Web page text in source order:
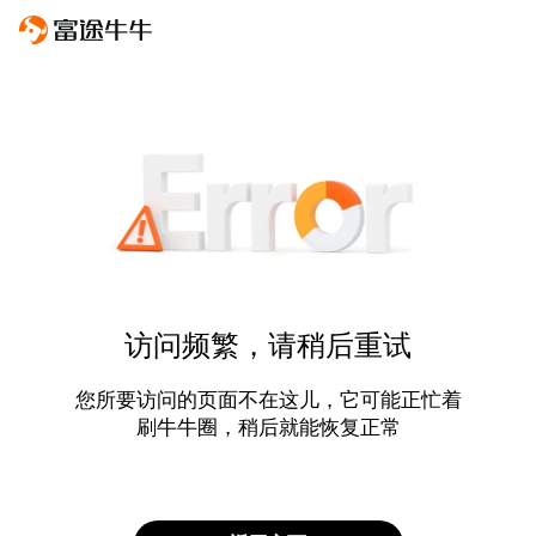
访问频繁，请稍后重试
您所要访问的页面不在这儿，它可能正忙着
刷牛牛圈，稍后就能恢复正常